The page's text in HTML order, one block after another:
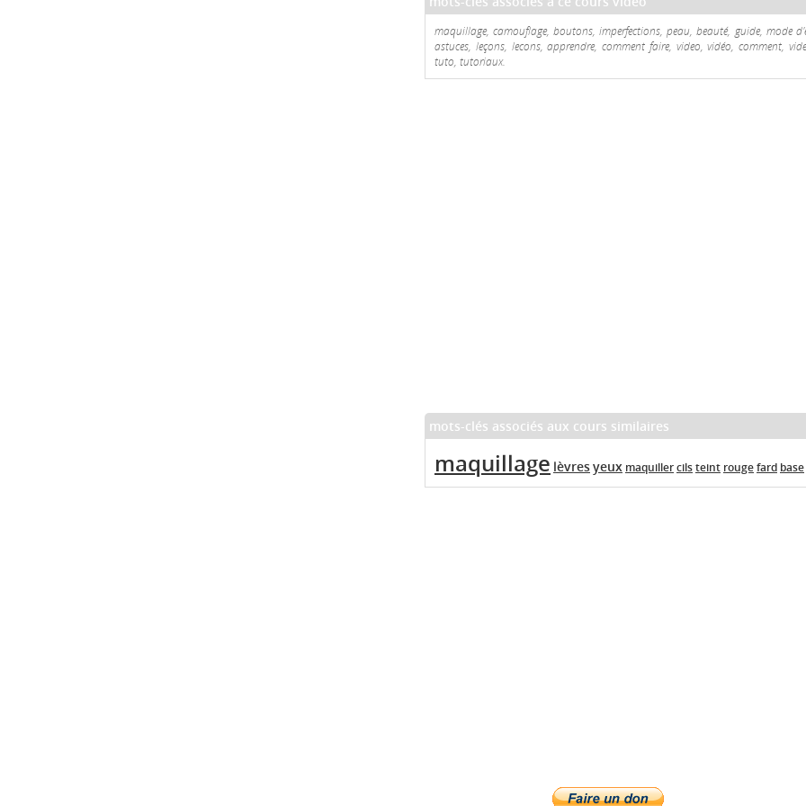
maquillage, camouflage, boutons, imperfections, peau, beauté, guide, mode
astuces, leçons, lecons, apprendre, comment faire, video, vidéo, comment,
tuto, tutoriaux.
mots-clés associés aux cours similaires
maquillage lèvresyeux maquillercilsteint rougefard base